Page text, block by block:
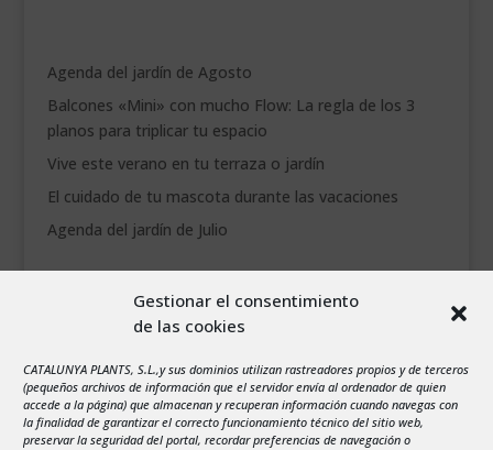
Gestionar el consentimiento
de las cookies
CATALUNYA PLANTS, S.L.,y sus dominios utilizan rastreadores propios y de terceros
(pequeños archivos de información que el servidor envía al ordenador de quien
accede a la página) que almacenan y recuperan información cuando navegas con
la finalidad de garantizar el correcto funcionamiento técnico del sitio web,
preservar la seguridad del portal, recordar preferencias de navegación o
Agenda del jardín de Agosto
Balcones «Mini» con mucho Flow: La regla de los 3
planos para triplicar tu espacio
Vive este verano en tu terraza o jardín
El cuidado de tu mascota durante las vacaciones
Agenda del jardín de Julio
X J V S
3
4 5 6 7 8
9
10
11 12 13 14 15
16
17
18 19 20 21 22 23